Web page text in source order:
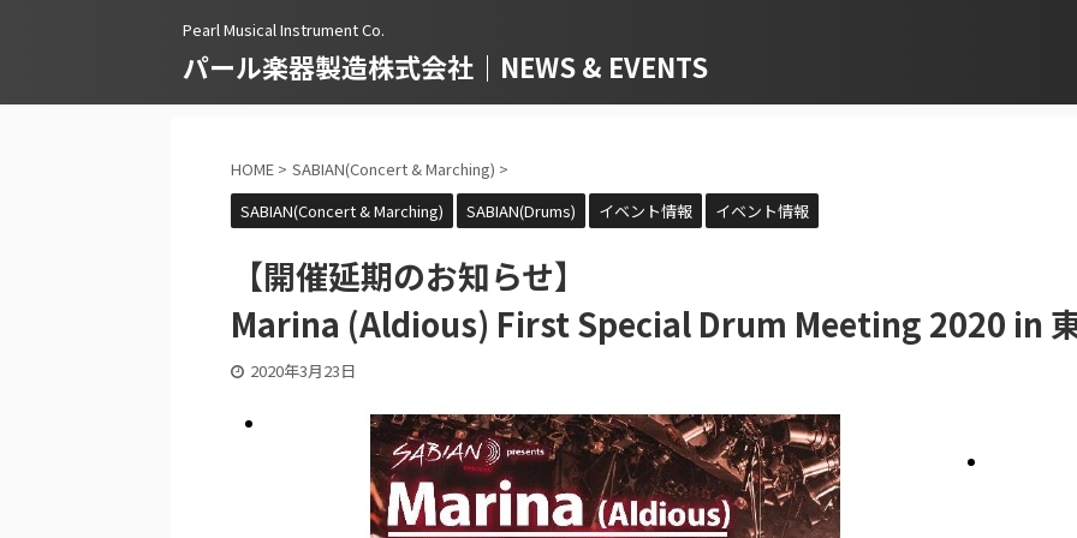
Pearl Musical Instrument Co.
パール楽器製造株式会社｜NEWS & EVENTS
HOME > SABIAN(Concert & Marching) >
SABIAN(Concert & Marching)
SABIAN(Drums) イベント情報 イベント情報
【開催延期のお知らせ】
Marina (Aldious) First Special Drum Meeting 2020 in
2020年3月23日